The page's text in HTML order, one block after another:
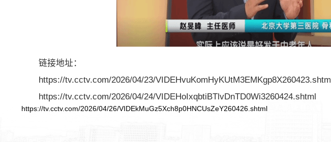
链接地址：
https://tv.cctv.com/2026/04/23/VIDEHvuKomHyKUtM3EMKgp8X260423.shtml
https://tv.cctv.com/2026/04/24/VIDEHoIxqbtiBTlvDnTD0Wi3260424.shtml
https://tv.cctv.com/2026/04/26/VIDEkMuGz5Xch8p0HNCUsZeY260426.shtml